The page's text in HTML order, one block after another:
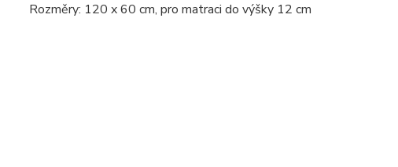
Rozměry: 120 x 60 cm, pro matraci do výšky 12 cm